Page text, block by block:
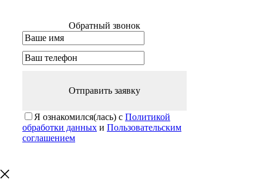
Обратный звонок
Отправить заявку
Я ознакомился(лась) с Политикой
обработки данных и Пользовательским
соглашением